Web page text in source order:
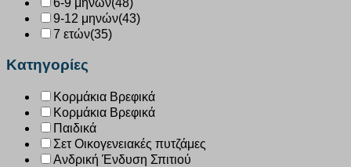
6-9 μηνών(48)
9-12 μηνών(43)
7 ετών(35)
Κατηγορίες
Κορμάκια Βρεφικά
Κορμάκια Βρεφικά
Παιδικά
Σετ Οικογενειακές πυτζάμες
Ανδρική Ένδυση Σπιτιού